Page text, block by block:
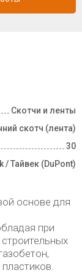
Скотчи и ленты
скотч (лента)
30
/ Тайвек (DuPont)
основе для
при